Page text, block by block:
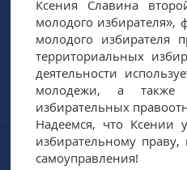
Ксения Славина
молодого
молодого избирателя
территориальных
деятельности
молодежи, а также
избирательных
Надеемся, что Ксении
избирательному
самоуправления!